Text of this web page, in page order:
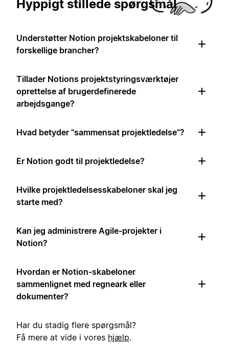
Hyppigt stillede spørgsmål
Understøtter Notion projektskabeloner til
forskellige brancher?
Tillader Notions projektstyringsværktøjer
oprettelse af brugerdefinerede
arbejdsgange?
Hvad betyder "sammensat projektledelse"?
Er Notion godt til projektledelse?
Hvilke projektledelsesskabeloner skal jeg
starte med?
Kan jeg administrere Agile-projekter i
Notion?
Hvordan er Notion-skabeloner
sammenlignet med regneark eller
dokumenter?
Har du stadig flere spørgsmål?
Få mere at vide i vores hjælp.